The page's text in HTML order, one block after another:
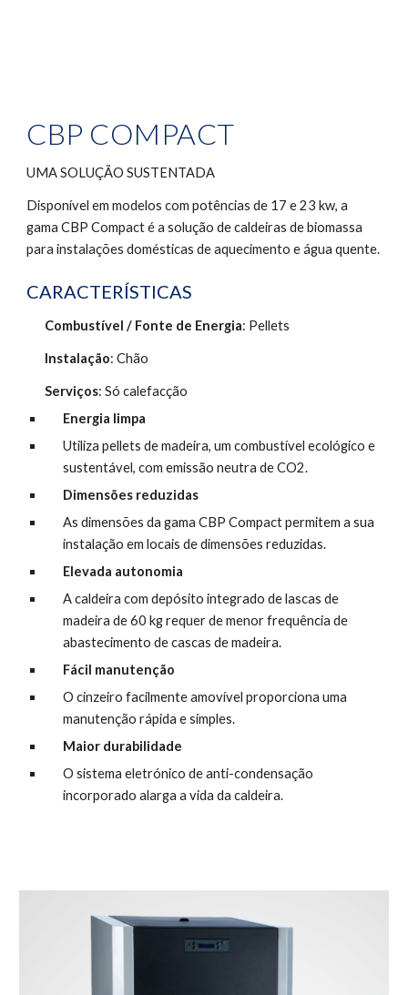
CBP COMPACT
UMA SOLUÇÃO SUSTENTADA
Disponível em modelos com potências de 17 e 23 kw, a
gama CBP Compact é a solução de caldeiras de biomassa
para instalações domésticas de aquecimento e água quente.
CARACTERÍSTICAS
Combustível / Fonte de Energia: Pellets
Instalação: Chão
Serviços: Só calefacção
Energia limpa
Utiliza pellets de madeira, um combustível ecológico e
sustentável, com emissão neutra de CO2.
Dimensões reduzidas
As dimensões da gama CBP Compact permitem a sua
instalação em locais de dimensões reduzidas.
Elevada autonomia
A caldeira com depósito integrado de lascas de
madeira de 60 kg requer de menor frequência de
abastecimento de cascas de madeira.
Fácil manutenção
O cinzeiro facilmente amovível proporciona uma
manutenção rápida e simples.
Maior durabilidade
O sistema eletrónico de anti-condensação
incorporado alarga a vida da caldeira.